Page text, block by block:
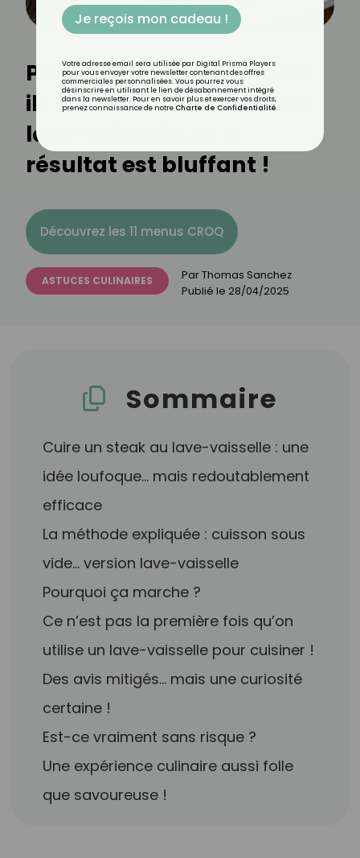
Plus fou que le barbecue :
ils cuisent leur steak… au
lave-vaisselle, et le
résultat est bluffant !
Découvrez les 11 menus CROQ
ASTUCES CULINAIRES ParThomas Sanchez
Publié le 28/04/2025
Sommaire
Cuire un steak au lave-vaisselle : une
idée loufoque… mais redoutablement
efficace
La méthode expliquée : cuisson sous
vide… version lave-vaisselle
Pourquoi ça marche ?
Ce n’est pas la première fois qu’on
utilise un lave-vaisselle pour cuisiner !
Des avis mitigés… mais une curiosité
certaine !
Est-ce vraiment sans risque ?
Une expérience culinaire aussi folle
que savoureuse !
Je reçois mon cadeau !
Votre adresse email sera utilisée par Digital Prisma Players
pour vous envoyer votre newsletter contenant des offres
commerciales personnalisées. Vous pourrez vous
désinscrire en utilisant le lien de désabonnement intégré
dans la newsletter. Pour en savoir plus et exercer vos droits,
prenez connaissance de notre Charte de Confidentialité.